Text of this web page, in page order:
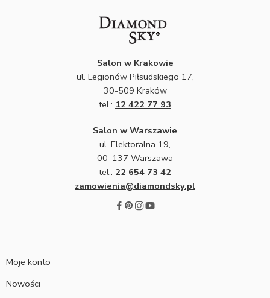
Salon w Krakowie
ul. Legionów Piłsudskiego 17,
30-509 Kraków
tel.: 12 422 77 93
Salon w Warszawie
ul. Elektoralna 19,
00–137 Warszawa
tel.: 22 654 73 42
zamowienia@diamondsky.pl
Moje konto
Nowości